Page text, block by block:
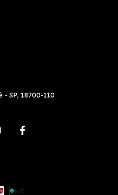
- SP, 18700-110